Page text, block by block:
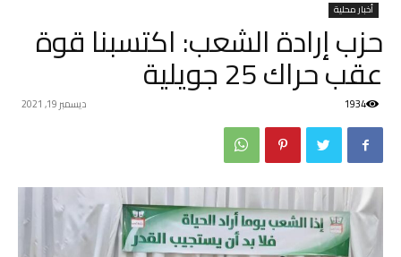
أخبار محلية
حزب إرادة الشعب: اكتسبنا قوة
عقب حراك 25 جويلية‎‎
ديسمبر 19, 2021 1934